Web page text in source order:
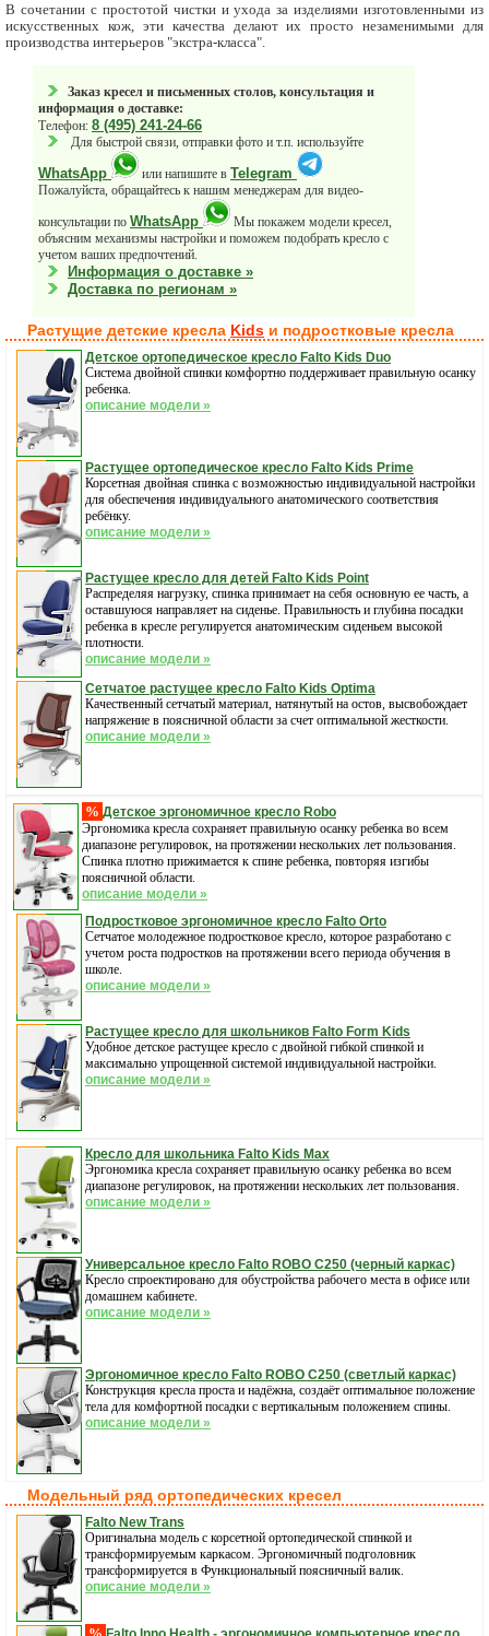
В сочетании с простотой чистки и ухода за изделиями изготовленными из
искусственных кож, эти качества делают их просто незаменимыми для
производства интерьеров "экстра-класса".
Заказ кресел и письменных столов, консультация и
информация о доставке:
Телефон: 8 (495) 241-24-66
Для быстрой связи, отправки фото и т.п. используйте
WhatsApp или напишите в Telegram
Пожалуйста, обращайтесь к нашим менеджерам для видео-
консультации по WhatsApp
Мы покажем модели кресел,
объясним механизмы настройки и поможем подобрать кресло с
учетом ваших предпочтений.
Информация о доставке »
Доставка по регионам »
Растущие детские кресла Kids и подростковые кресла
Детское ортопедическое кресло Falto Kids Duo
Система двойной спинки комфортно поддерживает правильную осанку
ребенка.
описание модели »
Растущее ортопедическое кресло Falto Kids Prime
Корсетная двойная спинка с возможностью индивидуальной настройки
для обеспечения индивидуального анатомического соответствия
ребёнку.
описание модели »
Растущее кресло для детей Falto Kids Point
Распределяя нагрузку, спинка принимает на себя основную ее часть, а
оставшуюся направляет на сиденье. Правильность и глубина посадки
ребенка в кресле регулируется анатомическим сиденьем высокой
плотности.
описание модели »
Сетчатое растущее кресло Falto Kids Optima
Качественный сетчатый материал, натянутый на остов, высвобождает
напряжение в поясничной области за счет оптимальной жесткости.
описание модели »
% Детское эргономичное кресло Robo
Эргономика кресла сохраняет правильную осанку ребенка во всем
диапазоне регулировок, на протяжении нескольких лет пользования.
Спинка плотно прижимается к спине ребенка, повторяя изгибы
поясничной области.
описание модели »
Подростковое эргономичное кресло Falto Orto
Cетчатое молодежное подростковое кресло, которое разработано с
учетом роста подростков на протяжении всего периода обучения в
школе.
описание модели »
Растущее кресло для школьников Falto Form Kids
Удобное детское растущее кресло с двойной гибкой спинкой и
максимально упрощенной системой индивидуальной настройки.
описание модели »
Кресло для школьника Falto Kids Max
Эргономика кресла сохраняет правильную осанку ребенка во всем
диапазоне регулировок, на протяжении нескольких лет пользования.
описание модели »
Универсальное кресло Falto ROBO С250 (черный каркас)
Кресло спроектировано для обустройства рабочего места в офисе или
домашнем кабинете.
описание модели »
Эргономичное кресло Falto ROBO С250 (светлый каркас)
Конструкция кресла проста и надёжна, создаёт оптимальное положение
тела для комфортной посадки с вертикальным положением спины.
описание модели »
Модельный ряд ортопедических кресел
Falto New Trans
Оригинальна модель с корсетной ортопедической спинкой и
трансформируемым каркасом. Эргономичный подголовник
трансформируется в Функциональный поясничный валик.
описание модели »